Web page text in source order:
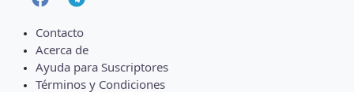
Contacto
Acerca de
Ayuda para Suscriptores
Términos y Condiciones